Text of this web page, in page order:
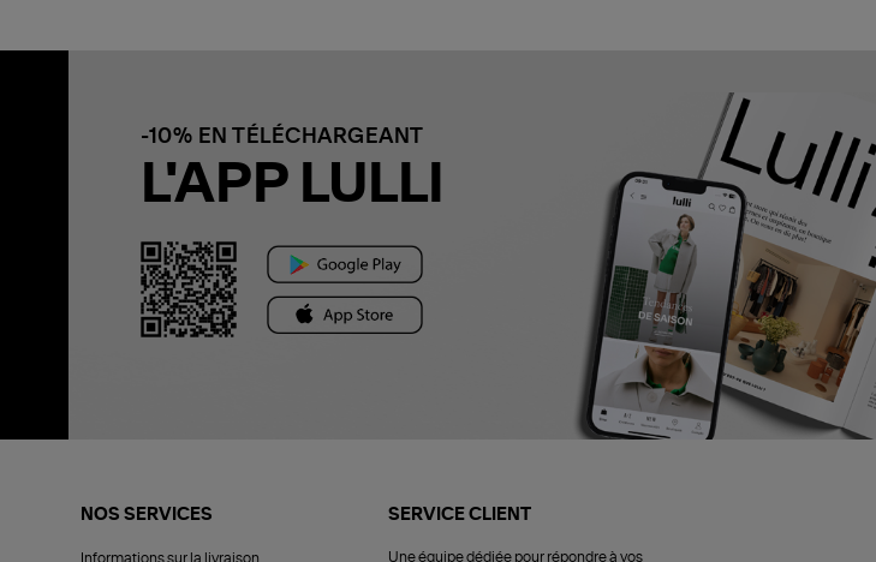
-10% EN TÉLÉCHARGEANT
L'APP LULLI
NOS SERVICES
Informations sur la livraison
SERVICE CLIENT
Une équipe dédiée pour répondre à vos